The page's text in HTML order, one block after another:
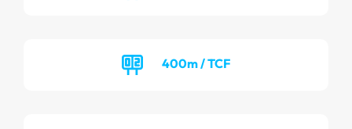
400m / TCF